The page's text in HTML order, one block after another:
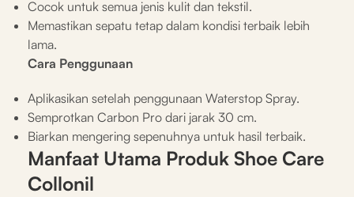
Cocok untuk semua jenis kulit dan tekstil.
Memastikan sepatu tetap dalam kondisi terbaik lebih
lama.
Cara Penggunaan
Aplikasikan setelah penggunaan Waterstop Spray.
Semprotkan Carbon Pro dari jarak 30 cm.
Biarkan mengering sepenuhnya untuk hasil terbaik.
Manfaat Utama Produk Shoe Care
Collonil